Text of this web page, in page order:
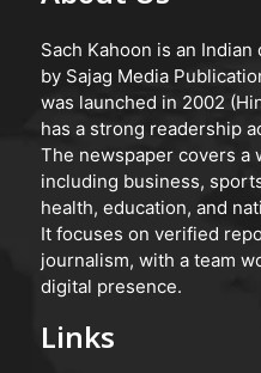
Sach Kahoon is an
by Sajag Media
was launched in 2002
has a strong readership
The newspaper covers a
including business,
health, education, and
It focuses on verified
journalism, with a team
digital presence.
Links